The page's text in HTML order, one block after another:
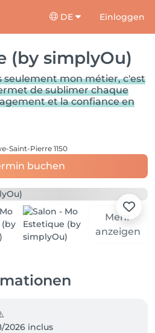
DE Einloggen
(by simplyOu)
seulement mon métier, c'est
de sublimer chaque
et la confiance en
Saint-Pierre 1150
buchen
Mehr
anzeigen
2026 inclus